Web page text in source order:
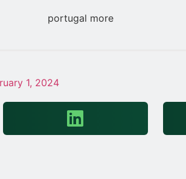
1, 2024